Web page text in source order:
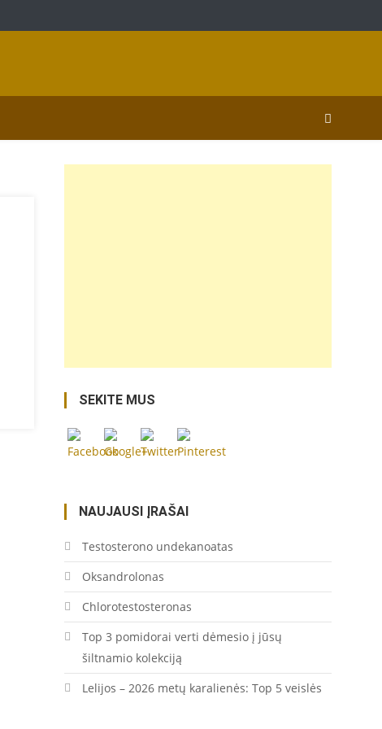
SEKITE MUS
https://coupon.lt/tag/lotynu-
bateliai/">
NAUJAUSI ĮRAŠAI
Testosterono undekanoatas
Oksandrolonas
Chlorotestosteronas
Top 3 pomidorai verti dėmesio į jūsų
šiltnamio kolekciją
Lelijos – 2026 metų karalienės: Top 5 veislės